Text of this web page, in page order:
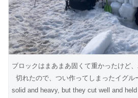
ブロックはまあまあ固くて重かったけど
切れたので、つい作ってしまったイグ
solid and heavy, but they cut well and